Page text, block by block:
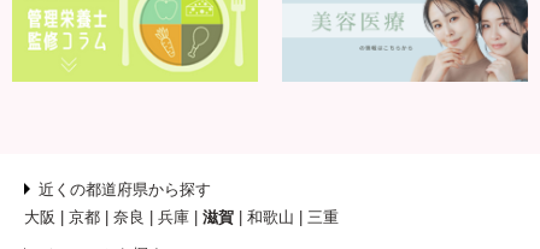
近くの都道府県から探す
大阪
京都 奈良 兵庫 滋賀 和歌山 三重